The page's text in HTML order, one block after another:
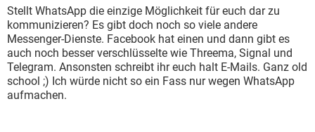
Stellt WhatsApp die einzige Möglichkeit für euch dar zu
kommunizieren? Es gibt doch noch so viele andere
Messenger-Dienste. Facebook hat einen und dann gibt es
auch noch besser verschlüsselte wie Threema, Signal und
Telegram. Ansonsten schreibt ihr euch halt E-Mails. Ganz old
school ;) Ich würde nicht so ein Fass nur wegen WhatsApp
aufmachen.